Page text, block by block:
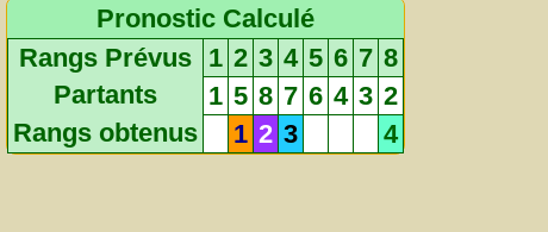
Pronostic Calculé
Rangs Prévus
1 2 3 4 5 6 7 8
Partants
1 5 8 7 6 4 3 2
Rangs obtenus
1 2 3 4